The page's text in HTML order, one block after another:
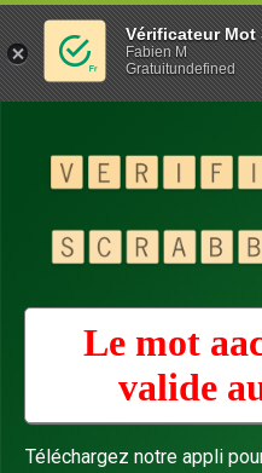
Le mot
valide
Téléchargez notre appli
Vérificateur Mot
Fabien M
Gratuitundefined